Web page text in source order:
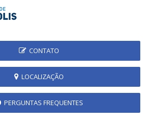
CONTATO
LOCALIZAÇÃO
PERGUNTAS FREQUENTES